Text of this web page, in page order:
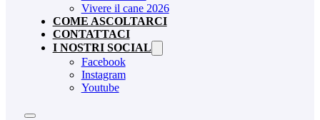
Vivere il cane 2026
COME ASCOLTARCI
CONTATTACI
I NOSTRI SOCIAL
Facebook
Instagram
Youtube